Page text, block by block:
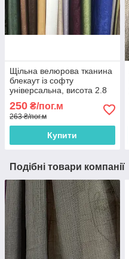
Щільна велюрова тканина
блекаут із софту
універсальна, висота 2.8
250 ₴/пог.м
263 ₴/пог.м
Купити
Подібні товари компанії